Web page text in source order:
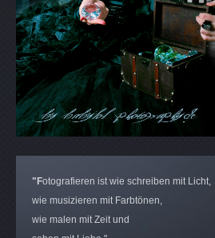
"Fotografieren ist wie schreiben mit Licht,
wie musizieren mit Farbtönen,
wie malen mit Zeit und